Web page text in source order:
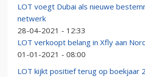
LOT voegt Dubai als nieuwe
netwerk
28-04-2021 - 12:33
LOT verkoopt belang in Xfly aan
01-01-2021 - 08:00
LOT kijkt positief terug op boekjaar